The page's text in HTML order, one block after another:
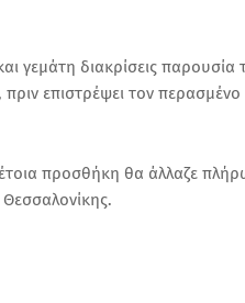
γεμάτη διακρίσεις
επιστρέψει τον περασμένο
προσθήκη θα άλλαζε